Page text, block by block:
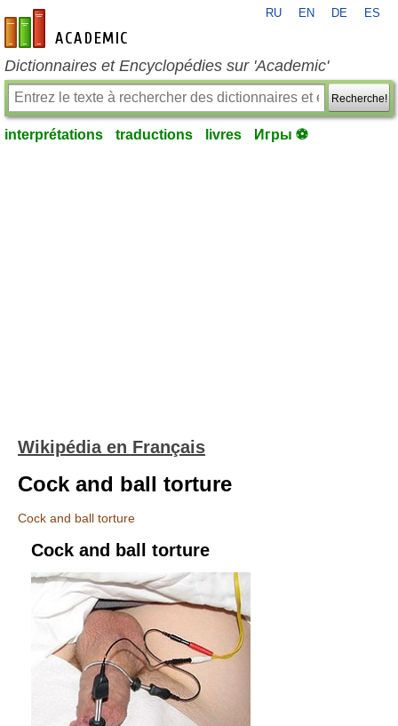
fr-academic.com
RU EN DE ES
Dictionnaires et Encyclopédies sur 'Academic'
Recherche!
interprétations traductions livres Игры ⚽
Wikipédia en Français
Cock and ball torture
Cock and ball torture
Cock and ball torture